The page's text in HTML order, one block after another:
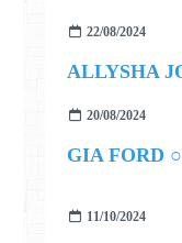
22/08/2024
ALLYSHA
20/08/2024
GIA FORD
11/10/2024